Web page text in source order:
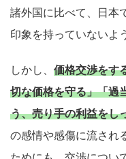
諸外国に比べて、日本
印象を持っていないよ
しかし、 価格交渉をす
切な価格を守る」「過
う、売り手の利益をし
の感情や感傷に流され